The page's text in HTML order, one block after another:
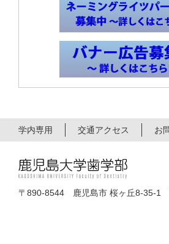
学内専用 交通アクセス お
〒890-8544 鹿児島市 桜ヶ丘8-35-1